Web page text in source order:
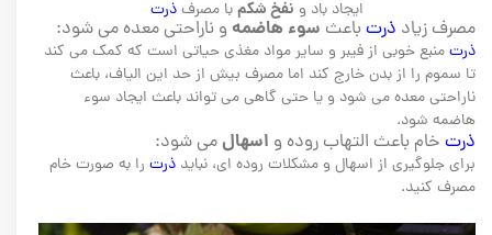
ایجاد باد و نفخ شکمبا مصرفذرت
مصرف زیاد ذرتباعث سوء هاضمه و ناراحتی معده می شود:
ذرتمنبع خوبی از فیبر و سایر مواد مغذی حیاتی است که کمک می کند
تا سموم را از بدن خارج کند اما مصرف بیش از حد این الیاف، باعث
ناراحتی معده می شود و یا حتی گاهی می تواند باعث ایجاد سوء
هاضمه شود.
ذرت خام باعث التهاب روده و اسهالمی شود:
برای جلوگیری از اسهال و مشکلات روده ای، نباید ذرت را به صورت خام
مصرف کنید.